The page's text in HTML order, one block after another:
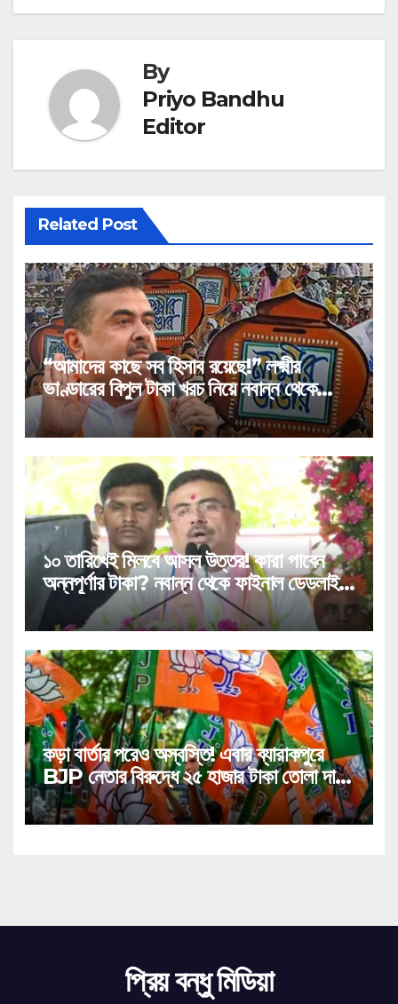
By
Priyo Bandhu
Editor
Related Post
“আমাদের কাছে সব হিসাব রয়েছে!” লক্ষ্মীর
ভাণ্ডারের বিপুল টাকা খরচ নিয়ে নবান্ন থেকে
বিস্ফোরক খতিয়ান দিলেন মুখ্যমন্ত্রী শুভেন্দু!
১০ তারিখেই মিলবে আসল উত্তর! কারা পাবেন
অন্নপূর্ণার টাকা? নবান্ন থেকে ফাইনাল ডেডলাইন
দিলেন মুখ্যমন্ত্রী শুভেন্দু!
কড়া বার্তার পরেও অস্বস্তি! এবার ব্যারাকপুরে
BJP নেতার বিরুদ্ধে ২৫ হাজার টাকা তোলা দাবির
গুরুতর অভিযোগ, ভাইরাল অডিও!
প্রিয় বন্ধু মিডিয়া